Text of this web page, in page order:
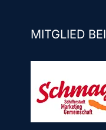
MITGLIED BEI